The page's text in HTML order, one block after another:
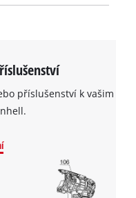
příslušenství k vašim